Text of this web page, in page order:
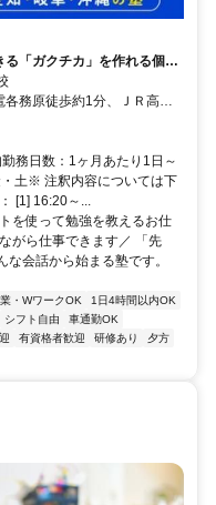
る「ガクチカ」を作れる個別
タイパ◎
務原徒歩約1分、ＪＲ高山
鉄各務原線/名鉄犬山線)徒歩
便利！
務日数：1ヶ月あたり1日～
土※ 注釈内容については下
[1] 16:20～...
を使って勉強を教えるお仕
がら仕事できます／ 「先
会話から始まる塾です。
・WワークOK
1日4時間以内OK
シフト自由
車通勤OK
有資格者歓迎 研修あり
夕方